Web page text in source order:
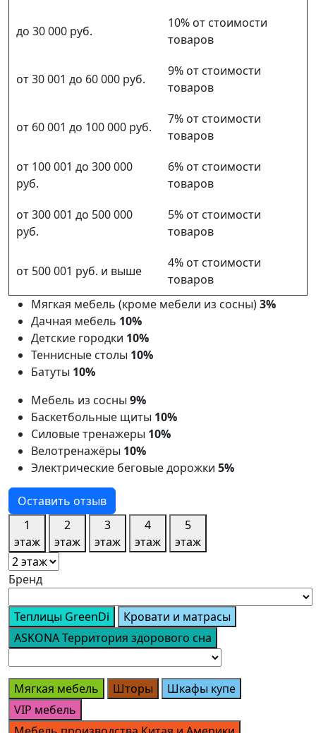
до 30 000 руб.
10% от стоимости
товаров
от 30 001 до 60 000 руб.
9% от стоимости
товаров
от 60 001 до 100 000 руб.
7% от стоимости
товаров
от 100 001 до 300 000
руб.
6% от стоимости
товаров
от 300 001 до 500 000
руб.
5% от стоимости
товаров
от 500 001 руб. и выше
4% от стоимости
товаров
Мягкая мебель (кроме мебели из сосны)3%
Дачная мебель 10%
Детские городки 10%
Теннисные столы 10%
Батуты 10%
Мебель из сосны 9%
Баскетбольные щиты 10%
Силовые тренажеры 10%
Велотренажёры 10%
Электрические беговые дорожки 5%
Оставить отзыв
1
этаж
2
этаж
3
этаж
4
этаж
5
этаж
Бренд
Теплицы GreenDi
Кровати и матрасы
ASKONA Территория здорового сна
Мягкая мебель Шторы
Шкафы купе
VIP мебель